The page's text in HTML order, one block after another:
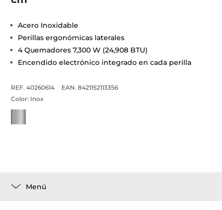
Acero Inoxidable
Perillas ergonómicas laterales
4 Quemadores 7,300 W (24,908 BTU)
Encendido electrónico integrado en cada perilla
REF. 40260614
EAN. 8421152113356
Color: Inox
Menú